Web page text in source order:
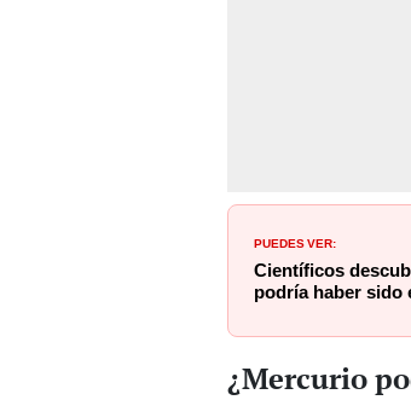
PUEDES VER:
Científicos
podría haber sido
¿Mercurio